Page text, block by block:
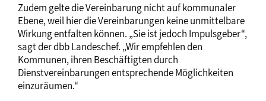
Zudem gelte die Vereinbarung nicht auf kommunaler
Ebene, weil hier die Vereinbarungen keine unmittelbare
Wirkung entfalten können. „Sie ist jedoch Impulsgeber“,
sagt der dbb Landeschef. „Wir empfehlen den
Kommunen, ihren Beschäftigten durch
Dienstvereinbarungen entsprechende Möglichkeiten
einzuräumen.“